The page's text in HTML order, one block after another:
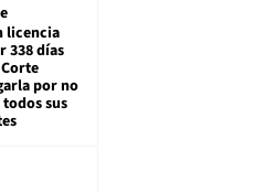
licencia
338 días
por no
sus